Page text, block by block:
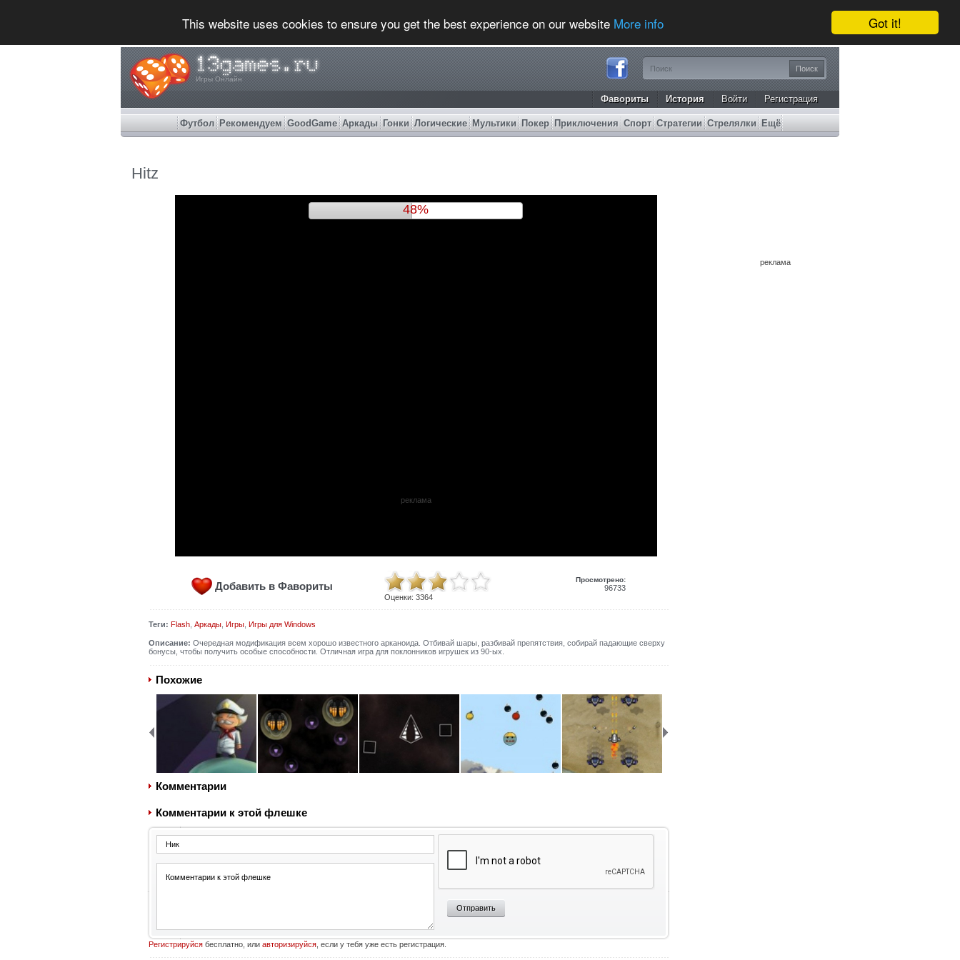
Got it!
This website uses cookies to ensure you get the best experience on our website More info
Игры Онлайн
Фавориты История Войти Регистрация
Футбол Рекомендуем GoodGame Аркады Гонки Логические Мультики Покер Приключения Спорт Стратегии Стрелялки Ещё
Hitz
51%
реклама
Добавить в Фавориты
Оценки: 3364
Просмотрено:
96733
Теги: Flash, Аркады, Игры, Игры для Windows
Описание: Очередная модификация всем хорошо известного арканоида. Отбивай шары, разбивай препятствия, собирай падающие сверху
бонусы, чтобы получить особые способности. Отличная игра для поклонников игрушек из 90-ых.
Похожие
Комментарии
Комментарии к этой флешке
Отправить
Регистрируйсябесплатно, или авторизируйся, если у тебя уже есть регистрация.
реклама